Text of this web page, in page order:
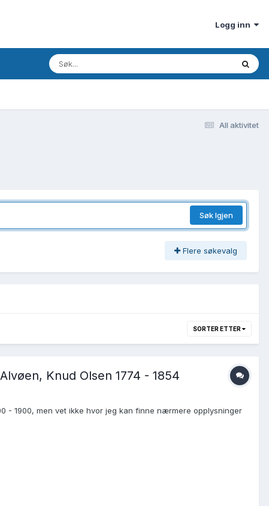
Logg inn
All aktivitet
Søk Igjen
Flere søkevalg
SORTER ETTER
Knud Olsen 1774 - 1854
- 1900, men vet ikke hvor jeg kan finne nærmere opplysninger